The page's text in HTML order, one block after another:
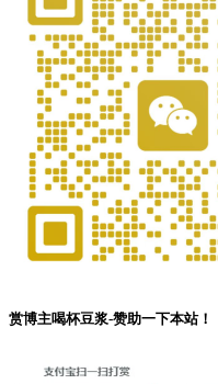
赏博主喝杯豆浆-赞助一下本站！